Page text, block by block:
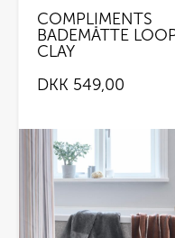
COMPLIMENTS
BADEMÅTTE
CLAY
DKK 549,00